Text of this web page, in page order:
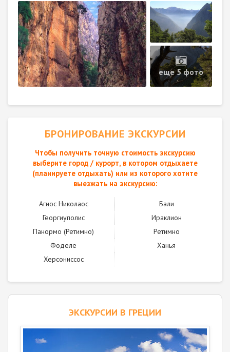
еще 5 фото
БРОНИРОВАНИЕ ЭКСКУРСИИ
Чтобы получить точную стоимость экскурсию
выберите город / курорт, в котором отдыхаете
(планируете отдыхать) или из которого хотите
выезжать на экскурсию:
Агиос Николаос
Бали
Георгиуполис
Ираклион
Панормо (Ретимно)
Ретимно
Фоделе
Ханья
Херсониссос
ЭКСКУРСИИ В ГРЕЦИИ